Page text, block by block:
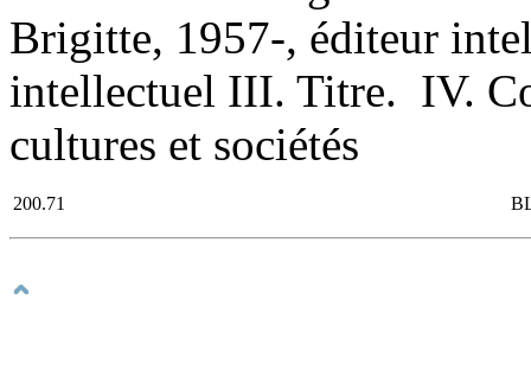
Brigitte, 1957-, éditeur
intellectuel III. Titre. IV.
cultures et sociétés
200.71